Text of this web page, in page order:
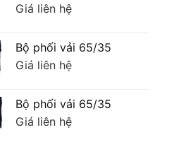
Giá liên hệ
Bộ phối vải 65/35
Giá liên hệ
Bộ phối vải 65/35
Giá liên hệ